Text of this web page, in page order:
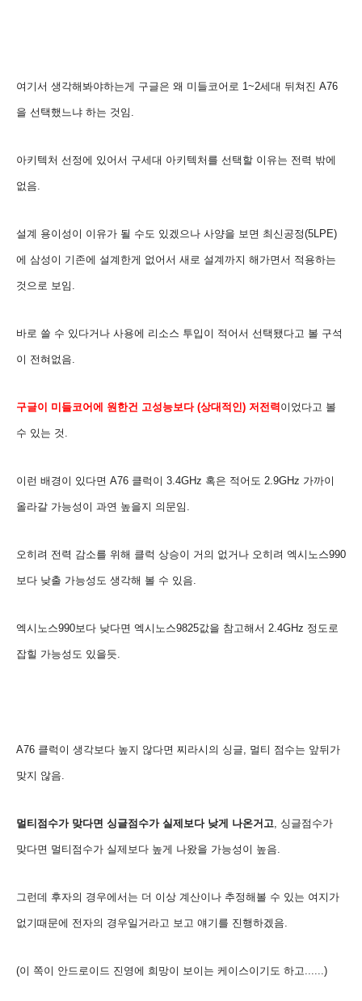
여기서 생각해봐야하는게 구글은 왜 미들코어로 1~2세대 뒤쳐진 A76
을 선택했느냐 하는 것임.
아키텍처 선정에 있어서 구세대 아키텍처를 선택할 이유는 전력 밖에
없음.
설계 용이성이 이유가 될 수도 있겠으나 사양을 보면 최신공정(5L PE)
에 삼성이 기존에 설계한게 없어서 새로 설계까지 해가면서 적용하는
것으로 보임.
바로 쓸 수 있다거나 사용에 리소스 투입이 적어서 선택됐다고 볼 구석
이 전혀없음.
구글이 미들코어에 원한건 고성능보다 (상대적인 ) 저 전력 이었다고 볼
수 있는 것.
이런 배경이 있다면 A76 클럭이 3.4GHz 혹은 적어도 2.9GHz 가까이
올라갈 가능성이 과연 높을지 의문임.
오히려 전력 감소를 위해 클럭 상승이 거의 없거나 오히려 엑시노스990
보다 낮출 가능성도 생각해 볼 수 있음.
엑시노스990보다 낮다면 엑시노스9825값을 참고해서 2.4GHz 정도로
잡힐 가능성도 있을듯.
A76 클럭이 생각보다 높지 않다면 찌라시의 싱글, 멀티 점수는 앞뒤가
맞지 않음.
멀티점수가 맞다면 싱글점수가 실제보다 낮게 나온거고 , 싱글점수가
맞다면 멀티점수가 실제보다 높게 나왔을 가능성이 높음.
그런데 후자의 경우에서는 더 이상 계산이나 추정해볼 수 있는 여지가
없기때문에 전자의 경우일거라고 보고 얘기를 진행하겠음.
(이 쪽이 안드로이드 진영에 희망이 보이는 케이스이기도 하고...... )